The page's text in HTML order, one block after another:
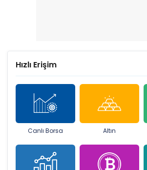
Hızlı Erişim
Canlı Borsa Altın